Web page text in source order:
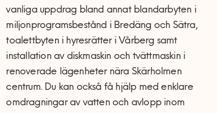
vanliga uppdrag bland annat blandarbyten i
miljonprogramsbestånd i Bredäng och Sätra,
toalettbyten i hyresrätter i Vårberg samt
installation av diskmaskin och tvättmaskin i
renoverade lägenheter nära Skärholmen
centrum. Du kan också få hjälp med enklare
omdragningar av vatten och avlopp inom